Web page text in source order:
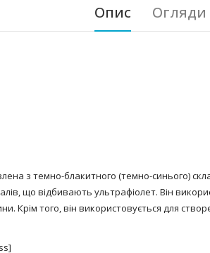
Опис Огляди
з темно-блакитного (темно-синього)
що відбивають ультрафіолет. Він
Крім того, він використовується для